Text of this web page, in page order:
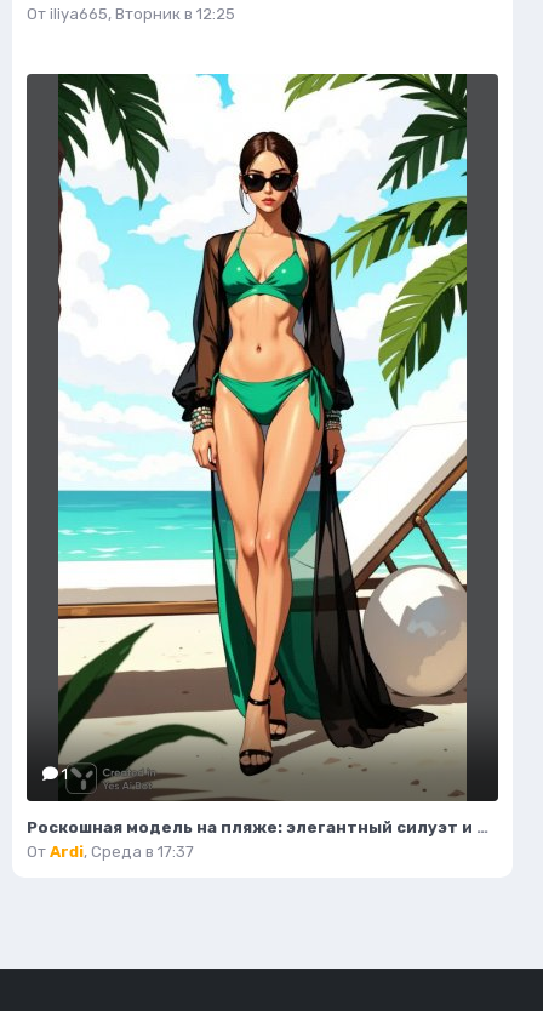
От iliya665, Вторник в 12:25
1
Роскошная модель на пляже: элегантный силуэт и изысканный стиль. Картинка из нейросети Flux.1
От Ardi, Среда в 17:37